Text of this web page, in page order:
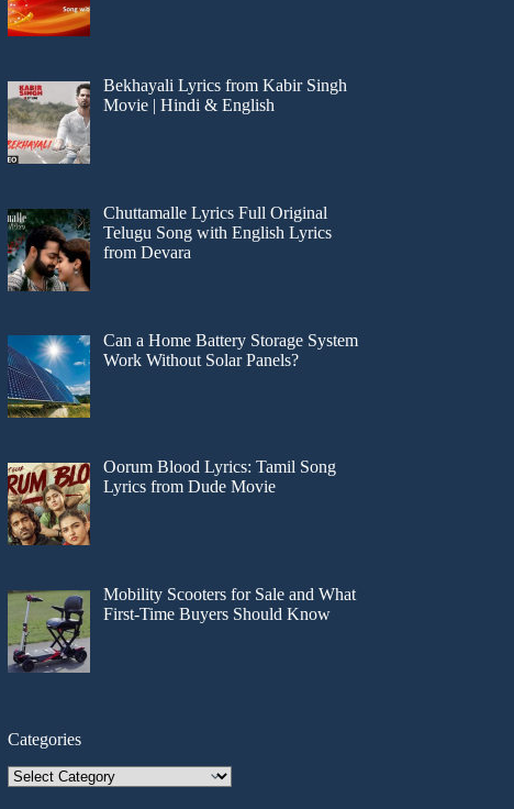
Bekhayali Lyrics from Kabir Singh
Movie | Hindi & English
Chuttamalle Lyrics Full Original
Telugu Song with English Lyrics
from Devara
Can a Home Battery Storage System
Work Without Solar Panels?
Oorum Blood Lyrics: Tamil Song
Lyrics from Dude Movie
Mobility Scooters for Sale and What
First-Time Buyers Should Know
Categories
Categories